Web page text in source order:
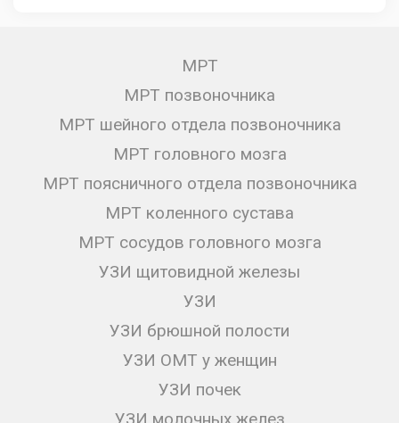
МРТ
МРТ позвоночника
МРТ шейного отдела позвоночника
МРТ головного мозга
МРТ поясничного отдела позвоночника
МРТ коленного сустава
МРТ сосудов головного мозга
УЗИ щитовидной железы
УЗИ
УЗИ брюшной полости
УЗИ ОМТ у женщин
УЗИ почек